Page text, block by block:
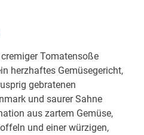
Tomatensoße
herzhaftes Gemüsegericht,
gebratenen
und saurer Sahne
aus zartem Gemüse,
und einer würzigen,